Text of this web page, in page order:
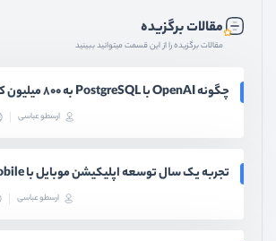
مقالات برگزیده
مقالات برگزیده را از این قسمت میتوانید ببینید
چگونه OpenAI با PostgreSQL به ۸۰۰ میلیون کاربر رسید؟
ارسطو عباسی
تجربه یک سال توسعه اپلیکیشن موبایل با GoMobile
ارسطو عباسی